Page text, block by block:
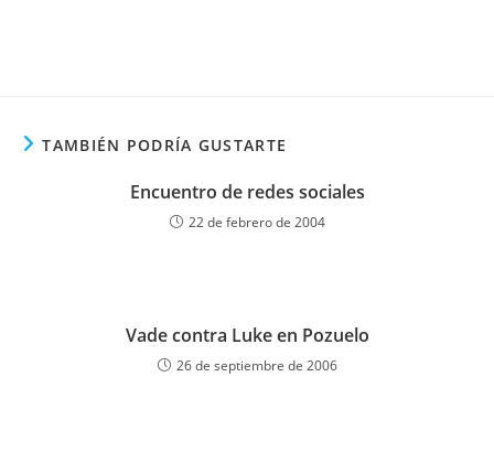
TAMBIÉN PODRÍA GUSTARTE
Encuentro de redes sociales
22 de febrero de 2004
Vade contra Luke en Pozuelo
26 de septiembre de 2006